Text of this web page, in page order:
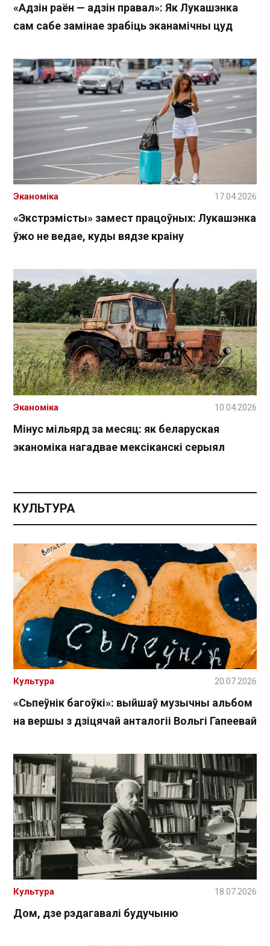
«Адзін раён — адзін правал»: Як Лукашэнка
сам сабе замінае зрабіць эканамічны цуд
«Экстрэмісты» замест працоўных: Лукашэнка
ўжо не ведае, куды вядзе краіну
Эканоміка 17.04.2026
Мінус мільярд за месяц: як беларуская
эканоміка нагадвае мексіканскі серыял
Эканоміка 10.04.2026
КУЛЬТУРА
«Сьпеўнік багоўкі»: выйшаў музычны альбом
на вершы з дзіцячай анталогіі Вольгі Гапеевай
Культура 20.07.2026
Дом, дзе рэдагавалі будучыню
Культура 18.07.2026